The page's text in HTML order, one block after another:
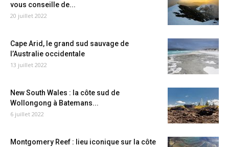
vous conseille de...
20 juillet 2022
Cape Arid, le grand sud sauvage de
l’Australie occidentale
13 juillet 2022
New South Wales : la côte sud de
Wollongong à Batemans...
6 juillet 2022
Montgomery Reef : lieu iconique sur la côte